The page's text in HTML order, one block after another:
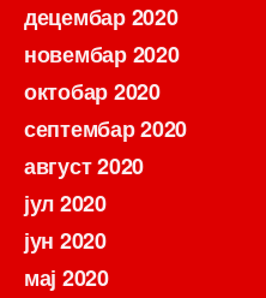
децембар 2020
новембар 2020
октобар 2020
септембар 2020
август 2020
јул 2020
јун 2020
мај 2020